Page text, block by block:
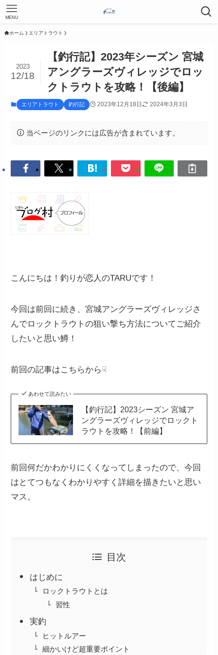
MENU
ホーム エリアトラウト
【釣行記】2023年シーズン 宮城
アングラーズヴィレッジでロッ
クトラウトを攻略！【後編】
2023
12/18
エリアトラウト 釣行記 2023年12月18日 2024年3月3日
当ページのリンクには広告が含まれています。
こんにちは！釣りが恋人のTARUです！
今回は前回に続き、宮城アングラーズヴィレッジさ
んでロックトラウトの狙い撃ち方法についてご紹介
したいと思い鱒！
前回の記事はこちらから☟
あわせて読みたい
【釣行記】2023シーズン 宮城ア
ングラーズヴィレッジでロックト
ラウトを攻略！【前編】
前回何だかわかりにくくなってしまったので、今回
はとてつもなくわかりやすく詳細を描きたいと思い
マス。
目次
はじめに
ロックトラウトとは
習性
実釣
ヒットルアー
細かいけど超重要ポイント